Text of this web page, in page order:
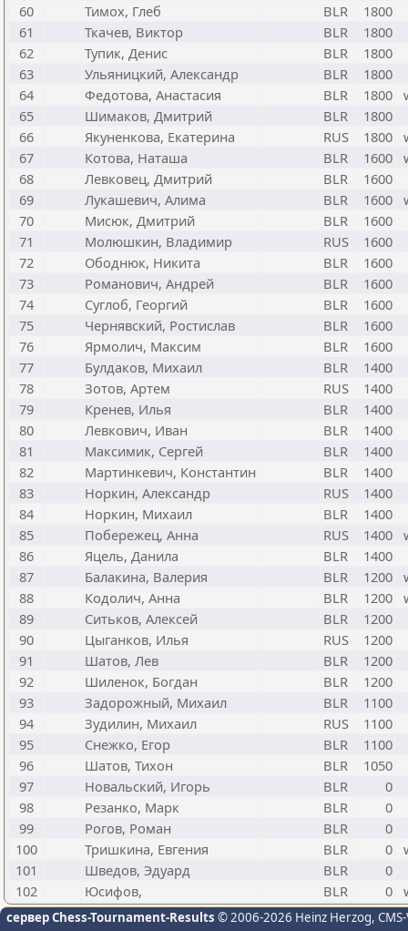
60
Тимох, Глеб BLR
1800
61
Ткачев, Виктор BLR
1800
62
Тупик, Денис BLR
1800
63
Ульяницкий, Александр BLR
1800
64
Федотова, Анастасия BLR 1800
65
Шимаков, Дмитрий BLR
1800
66
Якуненкова, Екатерина RUS 1800
67
Котова, Наташа BLR 1600
68
Левковец, Дмитрий BLR
1600
69
Лукашевич, Алима BLR 1600
70
Мисюк, Дмитрий BLR
1600
71
Молюшкин, Владимир RUS
1600
72
Ободнюк, Никита BLR
1600
73
Романович, Андрей BLR
1600
74
Суглоб, Георгий BLR
1600
75
Чернявский, Ростислав BLR
1600
76
Ярмолич, Максим BLR
1600
77
Булдаков, Михаил BLR
1400
78
Зотов, Артем RUS
1400
79
Кренев, Илья BLR
1400
80
Левкович, Иван BLR
1400
81
Максимик, Сергей BLR
1400
82
Мартинкевич, Константин BLR
1400
83
Норкин, Александр RUS
1400
84
Норкин, Михаил BLR
1400
85
Побережец, Анна RUS 1400
86
Яцель, Данила BLR
1400
87
Балакина, Валерия BLR 1200
88
Кодолич, Анна BLR 1200
89
Ситьков, Алексей BLR
1200
90
Цыганков, Илья RUS
1200
91
Шатов, Лев BLR
1200
92
Шиленок, Богдан BLR
1200
93
Задорожный, Михаил BLR
1100
94
Зудилин, Михаил RUS
1100
95
Снежко, Егор BLR
1100
96
Шатов, Тихон BLR
1050
97
Новальский, Игорь BLR
0
98
Резанко, Марк BLR
0
99
Рогов, Роман BLR
0
100
Тришкина, Евгения BLR 0
101
Шведов, Эдуард BLR
0
102
Юсифов, BLR 0
сервер Chess-Tournament-Results © 2006-2026 Heinz Herzog,